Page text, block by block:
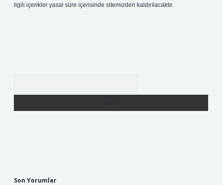
ilgili içerikler yasal süre içerisinde sitemizden kaldırılacaktır.
Son Yorumlar